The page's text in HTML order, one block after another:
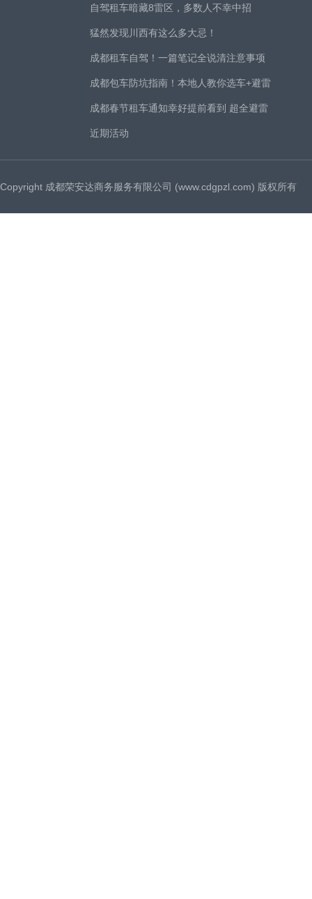
自驾租车暗藏8雷区，多数人不幸中招
猛然发现川西有这么多大忌！
成都租车自驾！一篇笔记全说清注意事项
成都包车防坑指南！本地人教你选车+避雷
成都春节租车通知幸好提前看到 超全避雷
近期活动
Copyright 成都荣安达商务服务有限公司 (www.cdgpzl.com) 版权所有